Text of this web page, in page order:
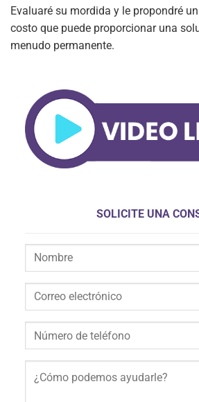
Evaluaré su mordida y le propondré
costo que puede proporcionar una
menudo permanente.
SOLICITE UNA